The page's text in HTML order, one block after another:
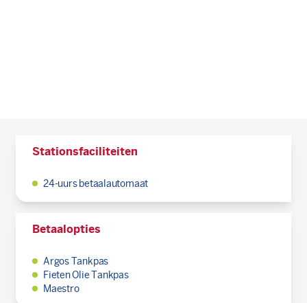
Stationsfaciliteiten
24-uurs betaalautomaat
Betaalopties
Argos Tankpas
Fieten Olie Tankpas
Maestro